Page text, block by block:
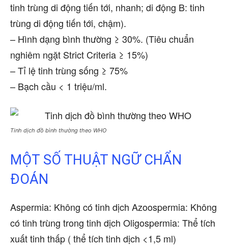
tinh trùng di động tiến tới, nhanh; di động B: tinh
trùng di động tiến tới, chậm).
– Hình dạng bình thường ≥ 30%. (Tiêu chuẩn
nghiêm ngặt Strict Criteria ≥ 15%)
– Tỉ lệ tinh trùng sống ≥ 75%
– Bạch cầu < 1 triệu/ml.
Tinh dịch đồ bình thường theo WHO
MỘT SỐ THUẬT NGỮ CHẨN
ĐOÁN
Aspermia: Không có tinh dịch Azoospermia: Không
có tinh trùng trong tinh dịch Oligospermia: Thể tích
xuất tinh thấp ( thể tích tinh dịch <1,5 ml)